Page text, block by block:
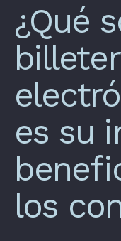
¿Qué
es su
los